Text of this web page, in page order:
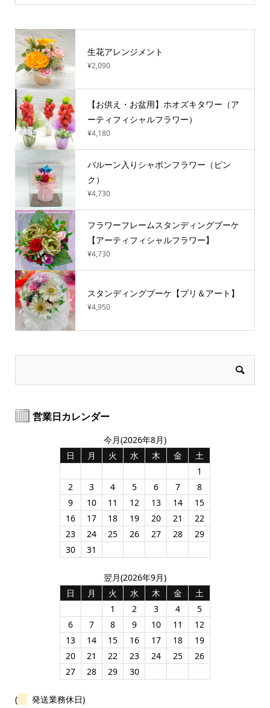
生花アレンジメント
¥2,090
【お供え・お盆用】ホオズキタワー（ア
ーティフィシャルフラワー）
¥4,180
バルーン入りシャボンフラワー（ピン
ク）
¥4,730
フラワーフレームスタンディングブーケ
【アーティフィシャルフラワー】
¥4,730
スタンディングブーケ【プリ＆アート】
¥4,950
営業日カレンダー
今月(2026年8月)
日
月 火 水 木 金
土
1
2
3 4 5 6 7
8
9
10 11 12 13 14
15
16
17 18 19 20 21
22
23
24 25 26 27 28
29
30
31
翌月(2026年9月)
日
月 火 水 木 金
土
1
2 3 4
5
6
7 8 9 10 11
12
13
14 15 16 17 18
19
20
21 22 23 24 25
26
27
28 29 30
( 発送業務休日)